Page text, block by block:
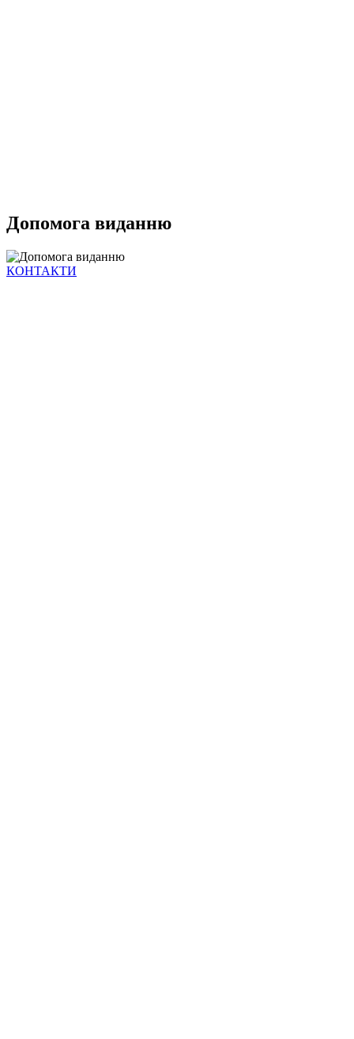
Допомога виданню
КОНТАКТИ